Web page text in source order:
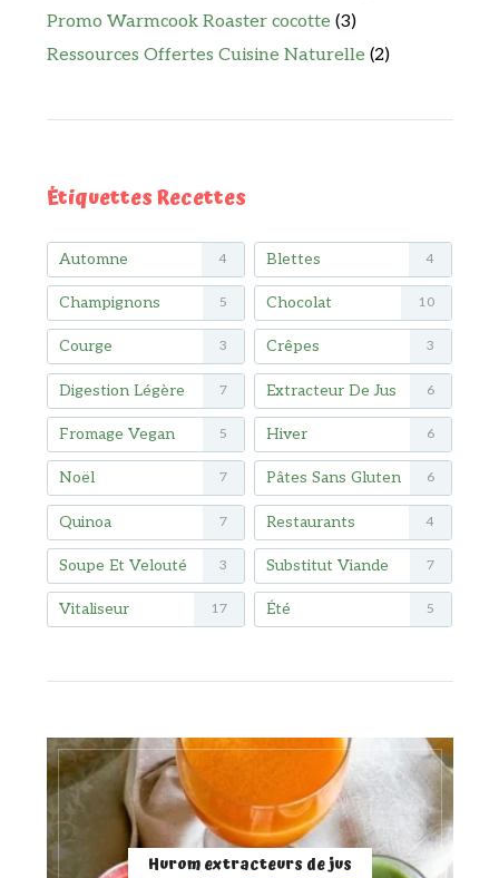
Promo Warmcook Roaster cocotte (3)
Ressources Offertes Cuisine Naturelle (2)
Étiquettes Recettes
Automne 4 Blettes 4
Champignons 5 Chocolat 10
Courge 3 Crêpes 3
Digestion Légère 7 Extracteur De Jus 6
Fromage Vegan 5 Hiver 6
Noël 7 Pâtes Sans Gluten 6
Quinoa 7 Restaurants 4
Soupe Et Velouté 3 Substitut Viande 7
Vitaliseur 17 Été 5
Hurom extracteurs de jus